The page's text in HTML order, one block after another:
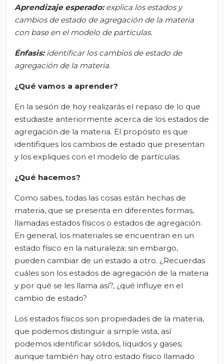
Aprendizaje esperado:explica los estados y
cambios de estado de agregación de la materia
con base en el modelo de partículas.
Énfasis: identificar los cambios de estado de
agregación de la materia.
¿Qué vamos a aprender?
En la sesión de hoy realizarás el repaso de lo que
estudiaste anteriormente acerca de los estados de
agregación de la materia. El propósito es que
identifiques los cambios de estado que presentan
y los expliques con el modelo de partículas.
¿Qué hacemos?
Como sabes, todas las cosas están hechas de
materia, que se presenta en diferentes formas,
llamadas estados físicos o estados de agregación.
En general, los materiales se encuentran en un
estado físico en la naturaleza; sin embargo,
pueden cambiar de un estado a otro. ¿Recuerdas
cuáles son los estados de agregación de la materia
y por qué se les llama así?, ¿qué influye en el
cambio de estado?
Los estados físicos son propiedades de la materia,
que podemos distinguir a simple vista, así
podemos identificar sólidos, líquidos y gases;
aunque también hay otro estado físico llamado